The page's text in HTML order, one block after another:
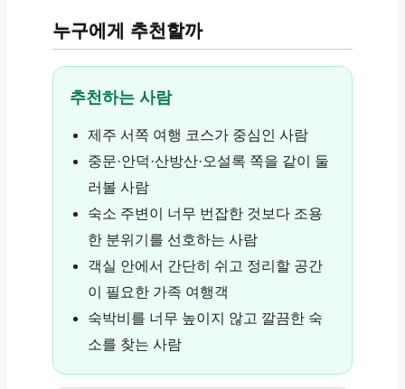
누구에게 추천할까
추천하는 사람
제주 서쪽 여행 코스가 중심인 사람
중문·안덕·산방산·오설록 쪽을 같이 둘
러볼 사람
숙소 주변이 너무 번잡한 것보다 조용
한 분위기를 선호하는 사람
객실 안에서 간단히 쉬고 정리할 공간
이 필요한 가족 여행객
숙박비를 너무 높이지 않고 깔끔한 숙
소를 찾는 사람